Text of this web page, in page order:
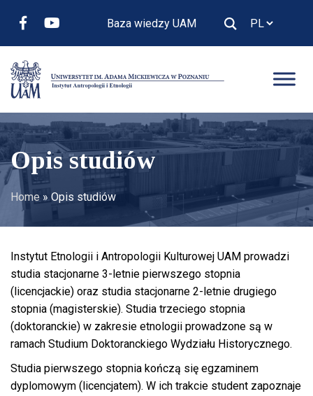
Baza wiedzy UAM
Opis studiów
Home » Opis studiów
Instytut Etnologii i Antropologii Kulturowej UAM prowadzi
studia stacjonarne 3-letnie pierwszego stopnia
(licencjackie) oraz studia stacjonarne 2-letnie drugiego
stopnia (magisterskie). Studia trzeciego stopnia
(doktoranckie) w zakresie etnologii prowadzone są w
ramach Studium Doktoranckiego Wydziału Historycznego.
Studia pierwszego stopnia kończą się egzaminem
dyplomowym (licencjatem). W ich trakcie student zapoznaje